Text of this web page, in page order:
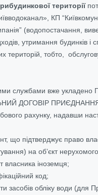
території
, КП
(водопостачання,
утримання будинків і
територій, тобто,
службами вже укладено
ДОГОВІР ПРИЄДНАННЯ.
рахунку, надавши
що підтверджує право
на об’єкт
власника іноземця;
код;
засобів обліку води (для